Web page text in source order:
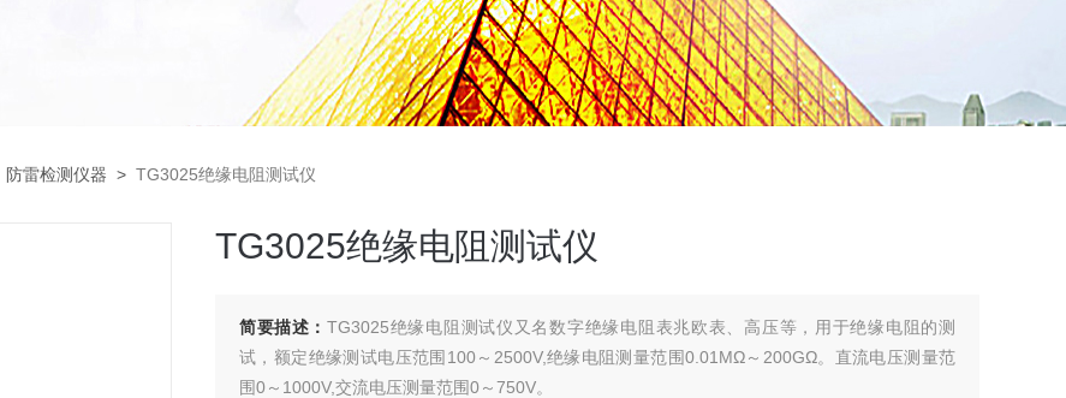
防雷检测仪器 > TG3025绝缘电阻测试仪
TG3025绝缘电阻测试仪
简要描述： TG3025绝缘电阻测试仪又名数字绝缘电阻表兆欧表、高压等，用于绝缘电阻的测
试，额定绝缘测试电压范围100～2500V,绝缘电阻测量范围0.01MΩ～200GΩ。直流电压测量范
围0～1000V,交流电压测量范围0～750V。